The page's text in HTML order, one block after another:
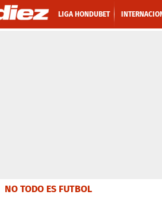
LIGA HONDUBET
NO TODO ES FUTBOL